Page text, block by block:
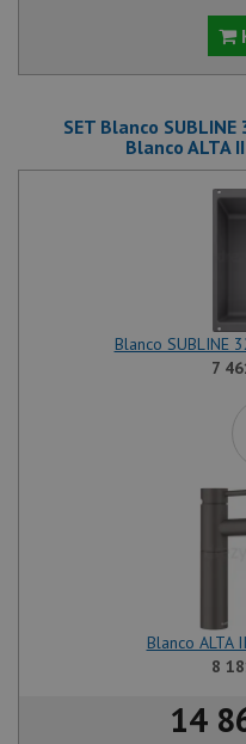
SET Blanco
Blanco ALTA
Blanco SUBLINE
7
Blanco ALTA
8
14